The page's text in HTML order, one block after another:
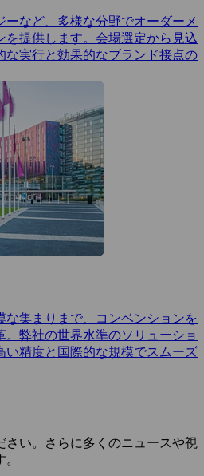
ーなど、多様な分野でオーダーメ
を提供します。会場選定から見込
な実行と効果的なブランド接点の
集まりまで、コンベンションを
弊社の世界水準のソリューショ
い精度と国際的な規模でスムーズ
さい。さらに多くのニュースや視